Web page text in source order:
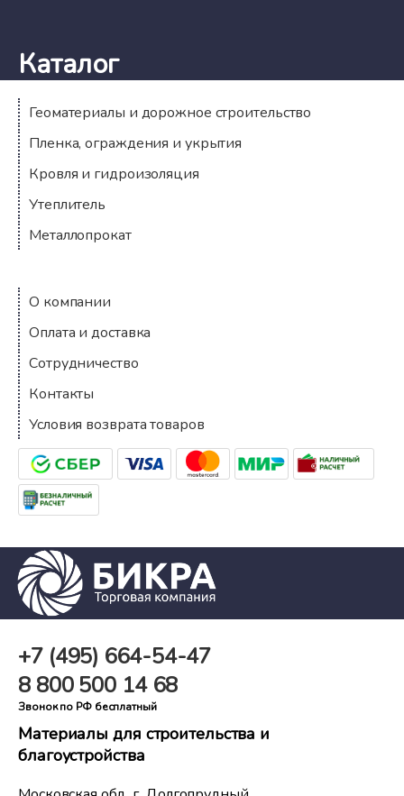
Каталог
Геоматериалы и дорожное строительство
Пленка, ограждения и укрытия
Кровля и гидроизоляция
Утеплитель
Металлопрокат
Компания
О компании
Оплата и доставка
Сотрудничество
Контакты
Условия возврата товаров
+7 (495) 664-54-47
8 800500 14 68
Звонок по РФ бесплатный
Материалы для строительства и
благоустройства